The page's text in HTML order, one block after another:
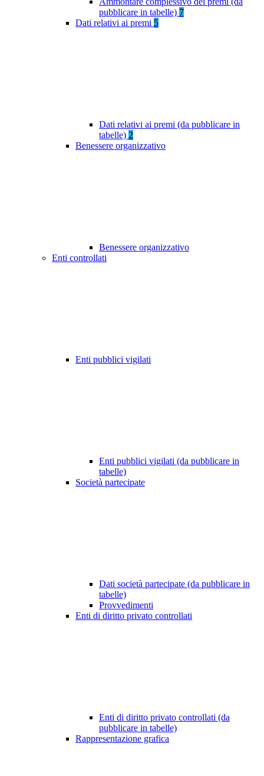
pubblicare in tabelle) 7
Dati relativi ai premi 5
Dati relativi ai premi (da pubblicare in
tabelle) 2
Benessere organizzativo
Benessere organizzativo
Enti controllati
Enti pubblici vigilati
Enti pubblici vigilati (da pubblicare in
tabelle)
Società partecipate
Dati società partecipate (da pubblicare in
tabelle)
Provvedimenti
Enti di diritto privato controllati
Enti di diritto privato controllati (da
pubblicare in tabelle)
Rappresentazione grafica